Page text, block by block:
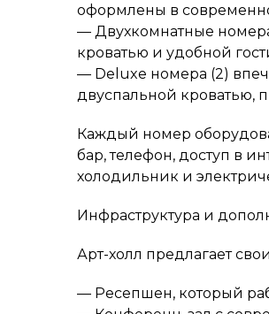
оформлены в
— Двухкомнатные
кроватью и удобной
— Deluxe номера (2)
двуспальной кроватью,
Каждый номер
бар, телефон, доступ в
холодильник и
Инфраструктура и
Арт-холл предлагает
— Ресепшен, который